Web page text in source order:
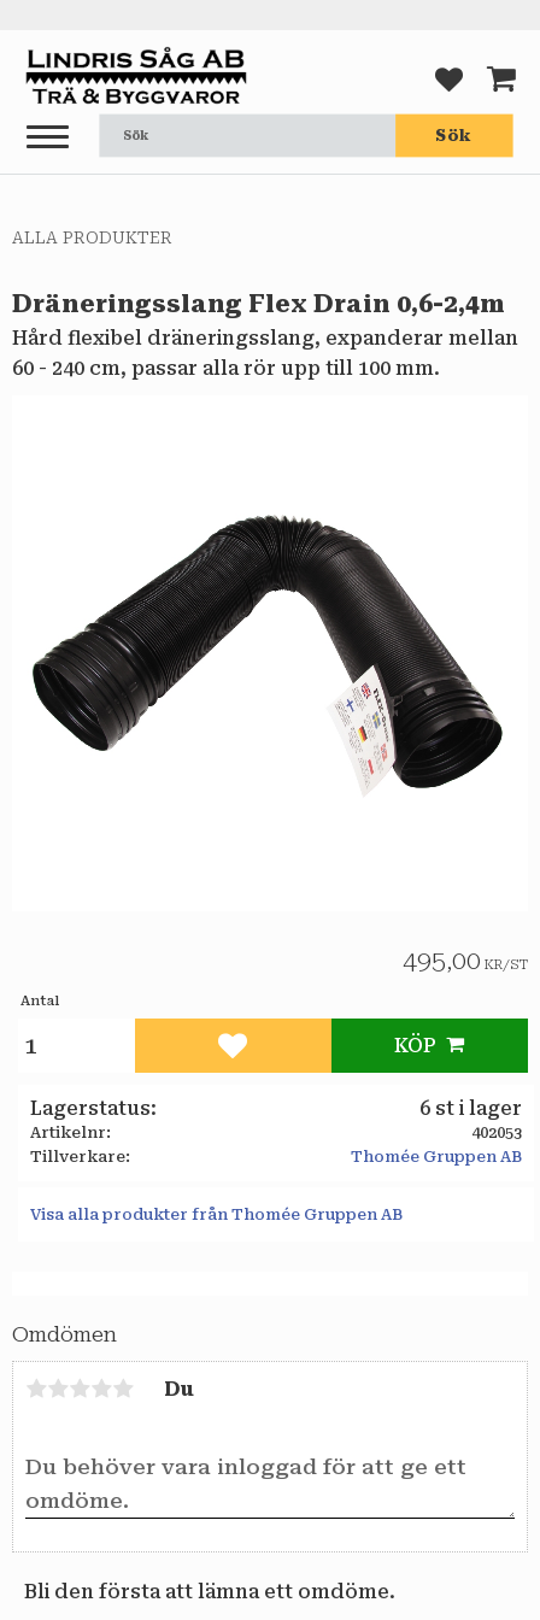
Meny
Sök
ALLA PRODUKTER
Dräneringsslang Flex Drain 0,6-2,4m
Hård flexibel dräneringsslang, expanderar mellan
60 - 240 cm, passar alla rör upp till 100 mm.
495,00 KR/ST
Antal
KÖP
Lägg till i favoriter
Lagerstatus 6 st i lager
Artikelnr
402053
Tillverkare
Thomée Gruppen AB
Visa alla produkter från Thomée Gruppen AB
Omdömen
Du
Bli den första att lämna ett omdöme.